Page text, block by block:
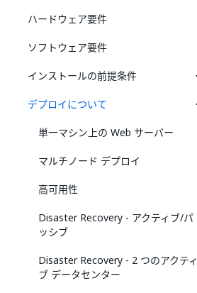
ハードウェア要件
ソフトウェア要件
インストールの前提条件
デプロイについて
単一マシン上の Web サーバー
マルチノード デプロイ
高可用性
Disaster Recovery - アクティブ/パ
ッシブ
Disaster Recovery - 2 つのアクティ
ブ データセンター